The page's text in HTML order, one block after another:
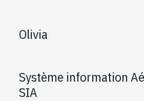
Olivia
Système information
SIA